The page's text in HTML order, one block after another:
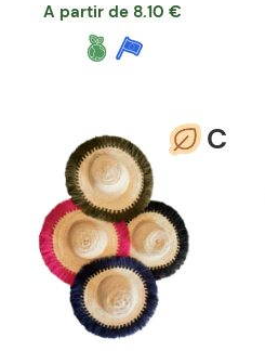
A partir de 8.10 €
C